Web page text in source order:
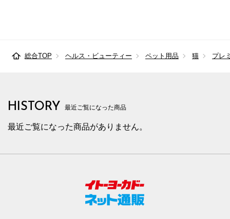
総合TOP ヘルス・ビューティー ペット用品 猫 プレ
HISTORY 最近ご覧になった商品
最近ご覧になった商品がありません。